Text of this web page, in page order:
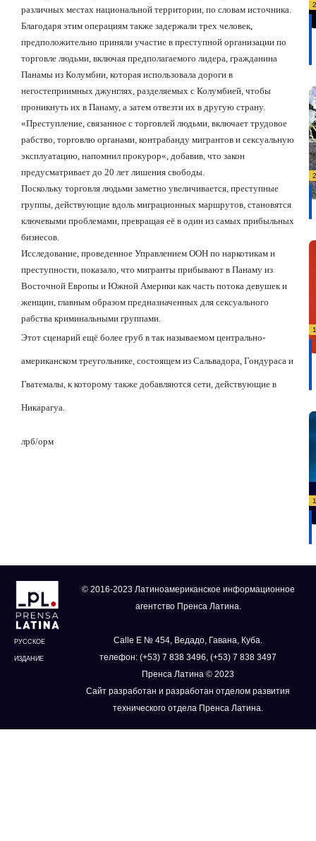
различных местах национальной территории, по словам источника.
Благодаря этим операциям также задержали трех человек,
предположительно приняли участие в преступной организации по
торговле людьми, включая предполагаемого лидера, гражданина
Панамы из Колумбии, которая использовала дороги в
негостеприимных джунглях, разделяемых с Колумбией, чтобы
проникнуть их в Панаму, а затем отвезти их в другую страну.
«Преступление, связанное с торговлей людьми, включает трудовое
рабство, торговлю органами, контрабанду мигрантов и сексуальную
эксплуатацию, напомнил прокурор«, добавив, что закон
предусматривает до 20 лет лишения свободы.
Поскольку торговля людьми заметно увеличивается, преступные
группы, действующие вдоль миграционных маршрутов, становятся
ключевыми проблемами, превращая её в один из самых прибыльных
бизнесов.
Исследование, проведенное Управлением ООН по наркотикам и
преступности, показало, что мигранты прибывают в Панаму из
Восточной Европы и Южной Америки как часть потока девушек и
женщин, главным образом предназначенных для сексуального
рабства криминальными группами.
Этот сценарий ещё более груб в так называемом центрально-
американском треугольнике, состоящем из Сальвадора, Гондураса и
Гватемалы, к которому также добавляются сети, действующие в
Никарагуа.
лрб/орм
РУССКОЕ
ИЗДАНИЕ
© 2016-2023 Латиноамериканское информационное
агентство Пренса Латина.
Calle E № 454, Ведадо, Гавана, Куба.
телефон: (+53) 7 838 3496, (+53) 7 838 3497
Пренса Латина © 2023
Сайт разработан и разработан отделом развития
технического отдела Пренса Латина.